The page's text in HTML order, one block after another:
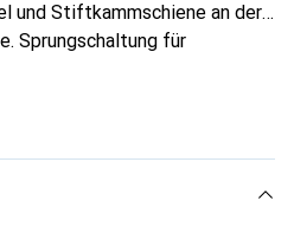
und Stiftkammschiene an der
Sprungschaltung für
des Hutschienen-
leichte Erreichbarkeit für den
frontseitiger
zur Anzeige von